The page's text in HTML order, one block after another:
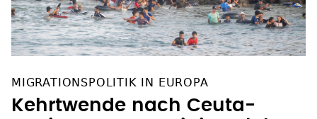
MIGRATIONSPOLITIK IN EUROPA
Kehrtwende nach Ceuta-